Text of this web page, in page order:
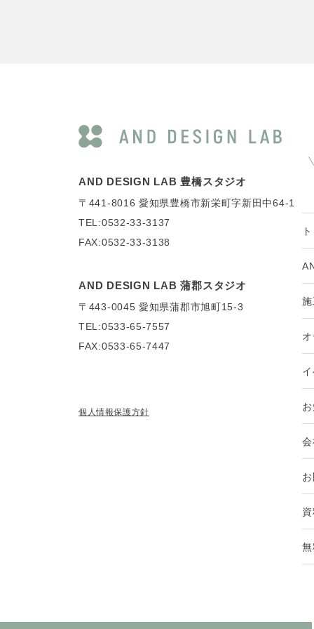
AND DESIGN LAB 豊橋スタジオ
〒441-8016 愛知県豊橋市新栄町字新田中64-1
TEL:0532-33-3137
FAX:0532-33-3138
AND DESIGN LAB 蒲郡スタジオ
〒443-0045 愛知県蒲郡市旭町15-3
TEL:0533-65-7557
FAX:0533-65-7447
個人情報保護方針